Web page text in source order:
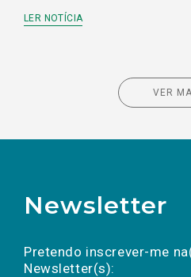
LER NOTÍCIA
VER
Newsletter
Pretendo inscrever-me
Newsletter(s):
a(s) newsletter(s).
mail